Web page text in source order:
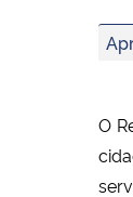
RU
O